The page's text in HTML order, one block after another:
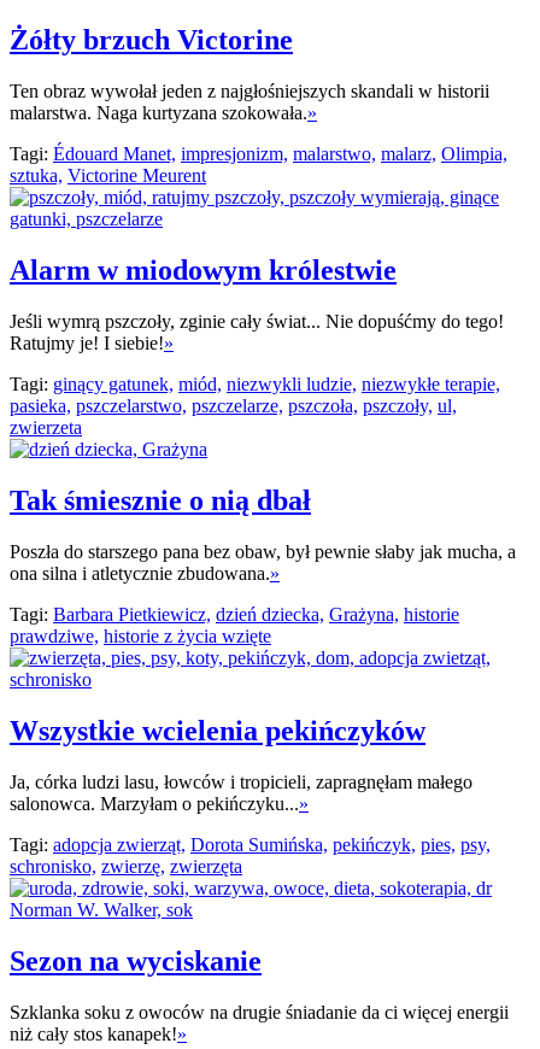
Żółty brzuch Victorine
Ten obraz wywołał jeden z najgłośniejszych skandali w historii
malarstwa. Naga kurtyzana szokowała.»
Tagi: Édouard Manet, impresjonizm, malarstwo, malarz, Olimpia,
sztuka, Victorine Meurent
Alarm w miodowym królestwie
Jeśli wymrą pszczoły, zginie cały świat... Nie dopuśćmy do tego!
Ratujmy je! I siebie!»
Tagi: ginący gatunek, miód, niezwykli ludzie, niezwykłe terapie,
pasieka, pszczelarstwo, pszczelarze, pszczoła, pszczoły, ul,
zwierzeta
Tak śmiesznie o nią dbał
Poszła do starszego pana bez obaw, był pewnie słaby jak mucha, a
ona silna i atletycznie zbudowana.»
Tagi: Barbara Pietkiewicz, dzień dziecka, Grażyna, historie
prawdziwe, historie z życia wzięte
Wszystkie wcielenia pekińczyków
Ja, córka ludzi lasu, łowców i tropicieli, zapragnęłam małego
salonowca. Marzyłam o pekińczyku...»
Tagi: adopcja zwierząt, Dorota Sumińska, pekińczyk, pies, psy,
schronisko, zwierzę, zwierzęta
Sezon na wyciskanie
Szklanka soku z owoców na drugie śniadanie da ci więcej energii
niż cały stos kanapek!»